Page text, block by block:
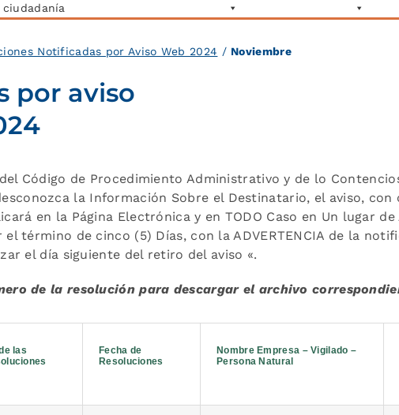
ciudadanía
Notificadas por Aviso Web 2024 / Noviembre
por aviso
Código de Procedimiento Administrativo y de lo
la Información Sobre el Destinatario, el aviso, con
en la Página Electrónica y en TODO Caso en Un lugar de
término de cinco (5) Días, con la ADVERTENCIA de la
el día siguiente del retiro del aviso «.
de la resolución para descargar el archivo
las
Fecha de
Resoluciones
Nombre Empresa – Vigilado –
Persona Natural